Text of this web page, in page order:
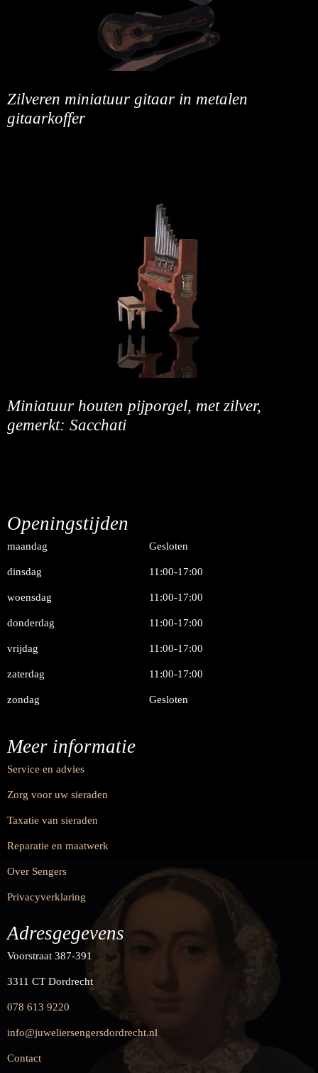
Zilveren miniatuur gitaar in metalen
gitaarkoffer
Miniatuur houten pijporgel, met zilver,
gemerkt: Sacchati
Openingstijden
maandag Gesloten
dinsdag 11:00-17:00
woensdag 11:00-17:00
donderdag 11:00-17:00
vrijdag 11:00-17:00
zaterdag 11:00-17:00
zondag Gesloten
Meer informatie
Service en advies
Zorg voor uw sieraden
Taxatie van sieraden
Reparatie en maatwerk
Over Sengers
Privacyverklaring
Adresgegevens
Voorstraat 387-391
3311 CT Dordrecht
078 613 9220
info@juweliersengersdordrecht.nl
Contact